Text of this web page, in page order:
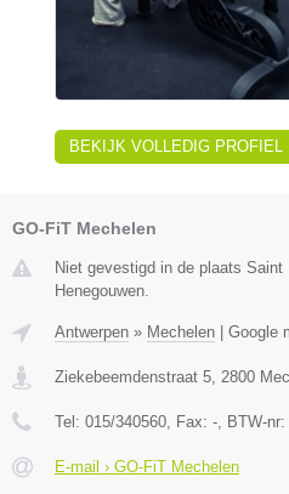
BEKIJK VOLLEDIG PROFIEL
GO-FiT Mechelen
Niet gevestigd in de plaats Saint
Henegouwen.
Antwerpen » Mechelen | Google
Ziekebeemdenstraat 5 2800
Tel: 015/340560 , Fax: - , BTW-nr:
E-mail › GO-FiT Mechelen